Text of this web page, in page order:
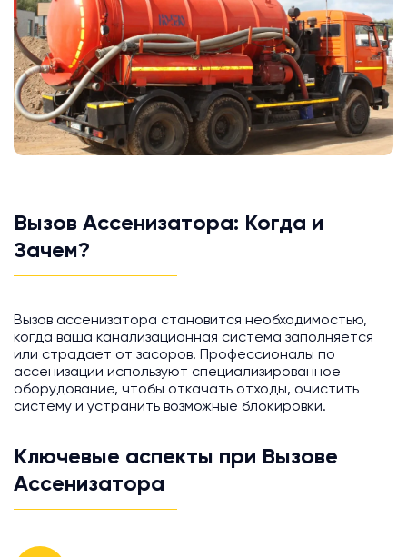
Вызов Ассенизатора: Когда и
Зачем?
Вызов ассенизатора становится необходимостью,
когда ваша канализационная система заполняется
или страдает от засоров. Профессионалы по
ассенизации используют специализированное
оборудование, чтобы откачать отходы, очистить
систему и устранить возможные блокировки.
Ключевые аспекты при Вызове
Ассенизатора